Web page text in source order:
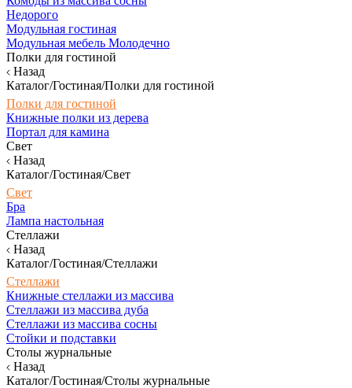
Недорого
Модульная гостиная
Модульная мебель Молодечно
Полки для гостиной
Назад
Каталог/Гостиная/Полки для гостиной
Полки для гостиной
Книжные полки из дерева
Портал для камина
Свет
Назад
Каталог/Гостиная/Свет
Свет
Бра
Лампа настольная
Стеллажи
Назад
Каталог/Гостиная/Стеллажи
Стеллажи
Книжные стеллажи из массива
Стеллажи из массива дуба
Стеллажи из массива сосны
Стойки и подставки
Столы журнальные
Назад
Каталог/Гостиная/Столы журнальные